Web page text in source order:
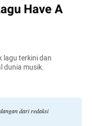
Have A
lagu terkini dan
dunia musik.
dari redaksi